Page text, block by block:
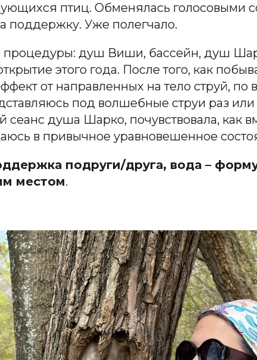
птиц. Обменялась
поддержку. Уже полегчало.
процедуры: душ Виши, бассейн, душ
этого года. После того, как
от направленных на тело струй,
под волшебные струи раз или
сеанс душа Шарко, почувствовала, как
в привычное уравновешенное
подруги/друга, вода –
местом.